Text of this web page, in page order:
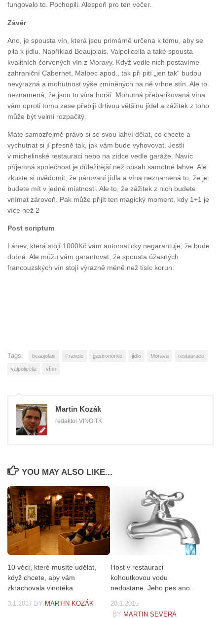
fungovalo to. Pochopili. Alespoň pro ten večer.
Závěr
Ano, je spousta vín, která jsou primárně určena k tomu, aby se
pila k jídlu. Například Beaujolais, Valpolicella a také spousta
kvalitních červených vín z Moravy. Když vedle nich postavíme
zahraniční Cabernet, Malbec apod., tak při pití „jen tak“ budou
nevýrazná a mohutnost výše zmíněných na ně vrhne stín. Ale to
neznamená, že jsou to vína horší. Mohutná přebarikovaná vína
vám oproti tomu zase přebijí drtivou většinu jídel a zážitek z toho
může být velmi rozpačitý.
Máte samozřejmě právo si se svou lahví dělat, co chcete a
vychutnat si jí přesně tak, jak vám bude vyhovovat. Jestli
v michelinské restauraci nebo na zídce vedle garáže. Navíc
příjemná společnost je důležitější než obsah samotné lahve. Ale
zkuste si uvědomit, že párovaní jídla a vína neznamená to, že je
budete mít v jedné místnosti. Ale to, že zážitek z nich budete
vnímat zároveň. Pak může přijít ten magický moment, kdy 1+1 je
více než 2
Post scriptum
Láhev, která stojí 1000Kč vám automaticky negarantuje, že bude
dobrá. Ale můžu vám garantovat, že spousta úžasných
francouzských vín stojí výrazně méně než tisíc korun.
Tags: beaujolais Francie gastronomie jídlo Morava restaurace
valpolicella víno
Martin Kozák
redaktor VINO.TK
YOU MAY ALSO LIKE...
10 věcí, které musíte udělat,
když chcete, aby vám
zkrachovala vinotéka
3.1.2017 BY MARTIN KOZÁK
Host v restauraci
kohoutkovou vodu
nedostane. Jeho pes ano.
28.1.2015
BY MARTIN SEVERA